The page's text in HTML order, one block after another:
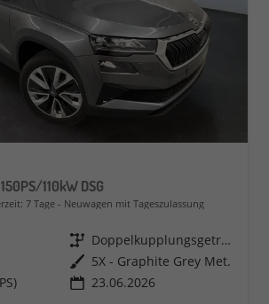
110kW DSG
7 Tage Neuwagen mit Tageszulassung
Getriebe
Doppelkupplungsgetriebe (DSG)
Außenfarbe 5X - Graphite Grey Met.
23.06.2026